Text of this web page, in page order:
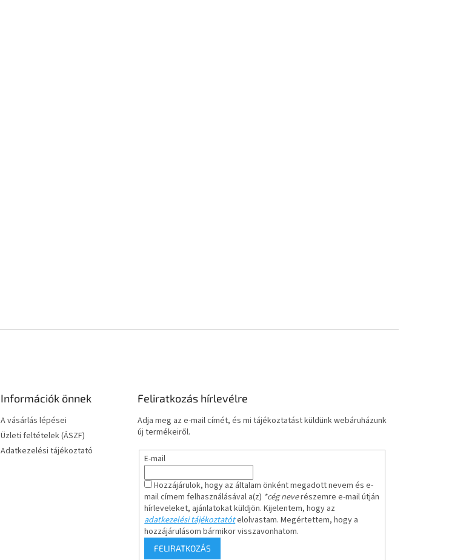
Információk önnek
A vásárlás lépései
Üzleti feltételek (ÁSZF)
Adatkezelési tájékoztató
Feliratkozás hírlevélre
Adja meg az e-mail címét, és mi tájékoztatást küldünk webáruházunk
új termékeiről.
E-mail
Hozzájárulok, hogy az általam önként megadott nevem és e-
mail címem felhasználásával a(z) *cég neverészemre e-mail útján
hírleveleket, ajánlatokat küldjön. Kijelentem, hogy az
adatkezelési tájékoztatótelolvastam. Megértettem, hogy a
hozzájárulásom bármikor visszavonhatom.
FELIRATKOZÁS